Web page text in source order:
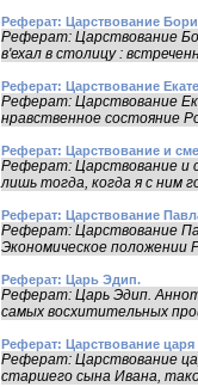
Реферат: Царствование
Реферат: Царствование
в'ехал в столицу :
Реферат: Царствование
Реферат: Царствование
нравственное состояние
Реферат: Царствование и
Реферат: Царствование и
лишь тогда, когда я с ним
Реферат: Царствование
Реферат: Царствование
Экономическое положении
Реферат: Царь Эдип.
Реферат: Царь Эдип.
самых восхитительных
Реферат: Царствование
Реферат: Царствование
старшего сына Ивана,